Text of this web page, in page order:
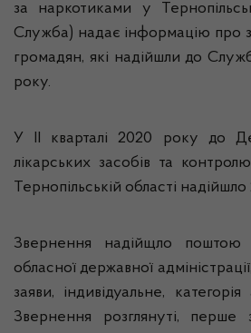
за наркотиками у
Служба) надає інформацію про
громадян, які надійшли до
року.
У ІІ кварталі 2020 року до
лікарських засобів та
Тернопільській області
Звернення надійщло поштою
обласної державної
заяви, індивідуальне,
Звернення розглянуті, перше